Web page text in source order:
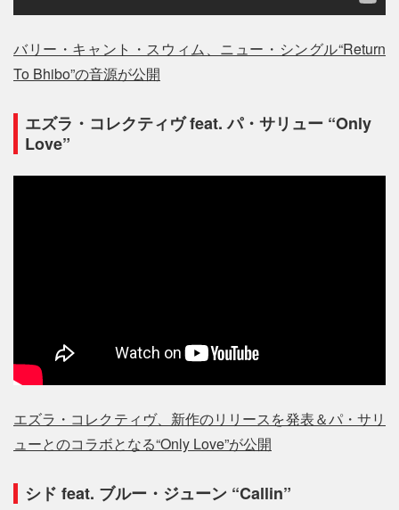
バリー・キャント・スウィム、ニュー・シングル“Return
To Bhibo”の音源が公開
エズラ・コレクティヴ feat. パ・サリュー “Only
Love”
エズラ・コレクティヴ、新作のリリースを発表＆パ・サリ
ューとのコラボとなる“Only Love”が公開
シド feat. ブルー・ジューン “Callin”